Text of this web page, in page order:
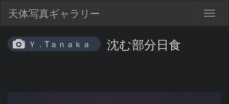
天体写真ギャラリー
Ｙ．Tａｎａｋａ 沈む部分日食